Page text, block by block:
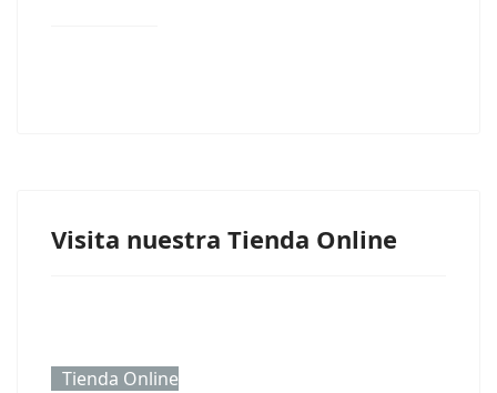
Visita nuestra Tienda Online
Tienda Online